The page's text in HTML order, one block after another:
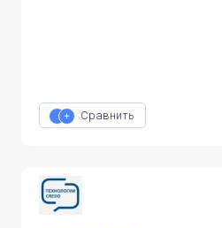
Сравнить